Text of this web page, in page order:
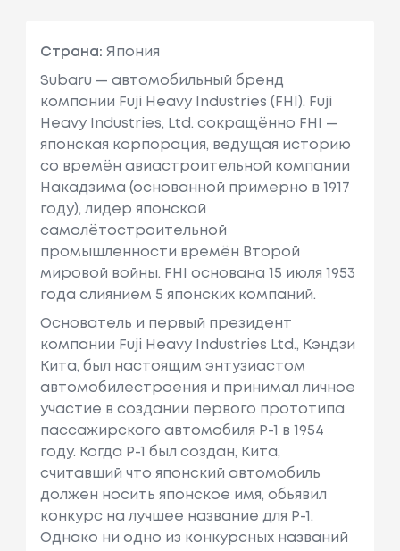
Страна: Япония
Subaru — автомобильный бренд
компании Fuji Heavy Industries (FHI). Fuji
Heavy Industries, Ltd. сокращённо FHI —
японская корпорация, ведущая историю
со времён авиастроительной компании
Накадзима (основанной примерно в 1917
году), лидер японской
самолётостроительной
промышленности времён Второй
мировой войны. FHI основана 15 июля 1953
года слиянием 5 японских компаний.
Основатель и первый президент
компании Fuji Heavy Industries Ltd., Кэндзи
Кита, был настоящим энтузиастом
автомобилестроения и принимал личное
участие в создании первого прототипа
пассажирского автомобиля Р-1 в 1954
году. Когда P-1 был создан, Кита,
считавший что японский автомобиль
должен носить японское имя, обьявил
конкурс на лучшее название для P-1.
Однако ни одно из конкурсных названий